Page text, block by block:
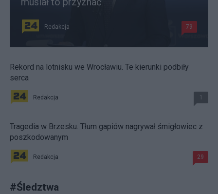
Redakcja 79
Rekord na lotnisku we Wrocławiu. Te kierunki podbiły
serca
Redakcja 1
Tragedia w Brzesku. Tłum gapiów nagrywał śmigłowiec z
poszkodowanym
Redakcja 29
#Śledztwa